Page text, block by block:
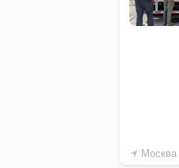
Москва